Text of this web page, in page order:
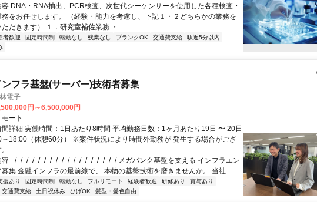
容 DNA・RNA抽出、PCR検査、次世代シーケンサーを使用した各種検査・
務をお任せします。 （経験・能力を考慮し、下記１・２どちらかの業務を
ただきます） １．研究室補佐業務 ・...
者歓迎 固定時間制 転勤なし 残業なし ブランクOK 交通費支給
駅近5分以内
ンフラ基盤(サーバー)技術者募集
電子
円～6,500,000円
ート
間詳細 実働時間：1日あたり8時間 平均勤務日数：1ヶ月あたり19日 〜 20日
～18:00（休憩60分） ※案件状況により時間外勤務が 発生する場合がござ
容 _/_/_/_/_/_/_/_/_/_/_/_/_/_/_/_/_/_/ メガバンク基盤を支える インフラエン
募集 金融インフラの最前線で、 本物の基盤技術を磨きませんか。 当社...
援あり 固定時間制 転勤なし フルリモート 経験者歓迎 研修あり
賞与あり
交通費支給 土日祝休み ひげOK 髪型・髪色自由